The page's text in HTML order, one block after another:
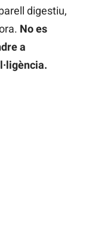
digestiu,
No es
a